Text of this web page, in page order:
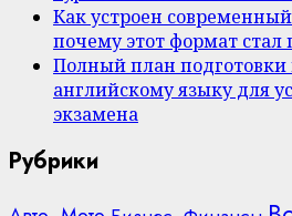
Как устроен
почему этот формат стал
Полный план подготовки
английскому языку для
экзамена
Рубрики